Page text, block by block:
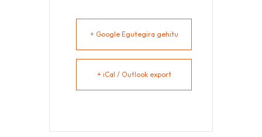
+ Google Egutegira gehitu
+ iCal / Outlook export